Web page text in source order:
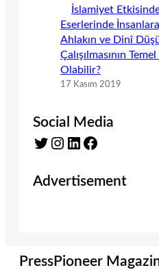
İslamiyet
Eserlerinde
Ahlakın ve Dinî
Çalışılmasının
Olabilir?
17 Kasım 2019
Social Media
Twitter Instagram LinkedIn Facebook
Advertisement
PressPioneer